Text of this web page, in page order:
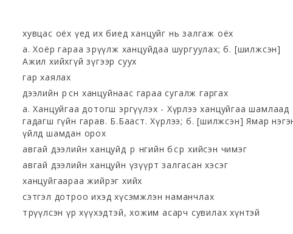
хувцас оёх үед их биед ханцуйг нь залгаж оёх
а. Хоёр гараа зөрүүлж ханцуйдаа шургуулах; б. [шилжсэн]
Ажил хийхгүй зүгээр суух
гар хаялах
дээлийн өрөөсөн ханцуйнаас гараа сугалж гаргах
а. Ханцуйгаа дотогш эргүүлэх - Хүрлээ ханцуйгаа шамлаад
гадагш гүйн гарав. Б.Бааст. Хүрлээ; б. [шилжсэн] Ямар
үйлд шамдан орох
авгай дээлийн ханцуйд өөр өнгийн бөсөөр хийсэн чимэг
авгай дээлийн ханцуйн үзүүрт залгасан хэсэг
ханцуйгаараа жийрэг хийх
сэтгэл дотроо ихэд хүсэмжлэн наманчлах
төрүүлсэн үр хүүхэдтэй, хожим асарч сувилах хүнтэй